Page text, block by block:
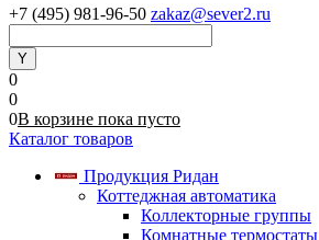
+7 (495) 981-96-50 zakaz@sever2.ru
0
0
0В корзине пока пусто
Каталог товаров
Продукция Ридан
Коттеджная автоматика
Коллекторные группы
Комнатные термостаты